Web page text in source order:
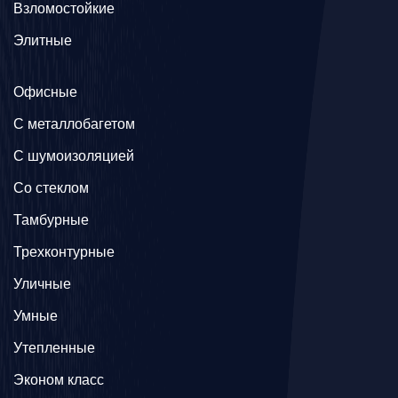
Взломостойкие
Элитные
Офисные
C металлобагетом
С шумоизоляцией
Со стеклом
Тамбурные
Трехконтурные
Уличные
Умные
Утепленные
Эконом класс